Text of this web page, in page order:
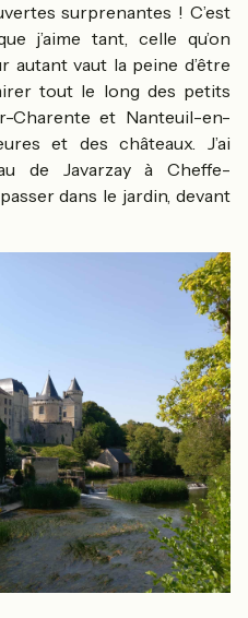
surprenantes ! C’est
j’aime tant, celle qu’on
autant vaut la peine d’être
tout le long des petits
Charente et Nanteuil-en-
et des châteaux. J’ai
de Javarzay à Cheffe-
dans le jardin, devant